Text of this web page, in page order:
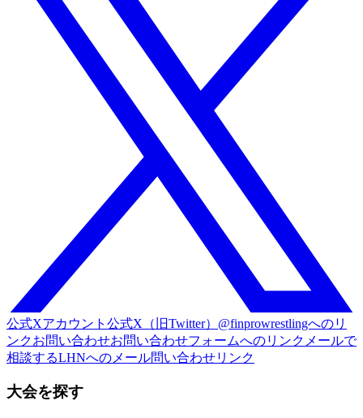
公式Xアカウント 公式X（旧Twitter）@finprowrestlingへのリ
ンクお問い合わせお問い合わせフォームへのリンク メールで
相談するLHNへのメール問い合わせリンク
大会を探す